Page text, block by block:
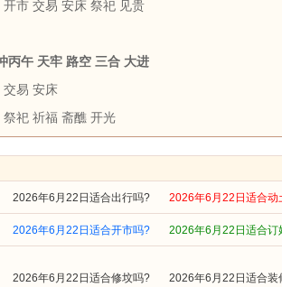
开市 交易 安床 祭祀 见贵
丙午 天牢 路空 三合 大进
交易 安床
祭祀 祈福 斋醮 开光
2026年6月22日适合出行吗? 2026年6月22日适合动
2026年6月22日适合开市吗? 2026年6月22日适合订
2026年6月22日适合修坟吗? 2026年6月22日适合装